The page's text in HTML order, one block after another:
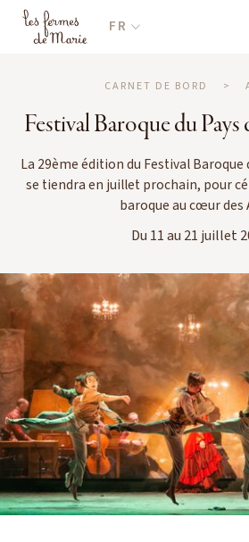
FR
CARNET DE BORD >
Festival Baroque du
La 29ème édition du Festival Baroque
se tiendra en juillet prochain, pour
baroque au cœur des
Du 11 au 21 juillet